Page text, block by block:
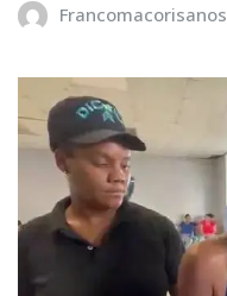
Francomacorisanos